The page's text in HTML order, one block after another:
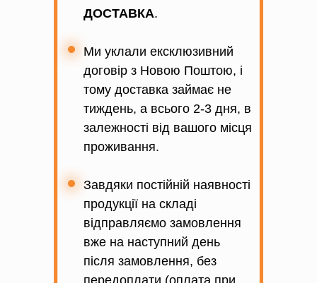
ДОСТАВКА.
Ми уклали ексклюзивний
договір з Новою Поштою, і
тому доставка займає не
тиждень, а всього 2-3 дня, в
залежності від вашого місця
проживання.
Завдяки постійній наявності
продукції на складі
відправляємо замовлення
вже на наступний день
після замовлення, без